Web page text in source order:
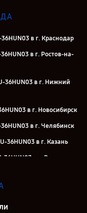
в г. Краснодар
в г. Ростов-на-
36HUN03 в г. Нижний
в г. Новосибирск
в г. Челябинск
36HUN03 в г. Казань
в г. Воронеж
36HUN03 в г. Самара
36HUN03 в г. Киров